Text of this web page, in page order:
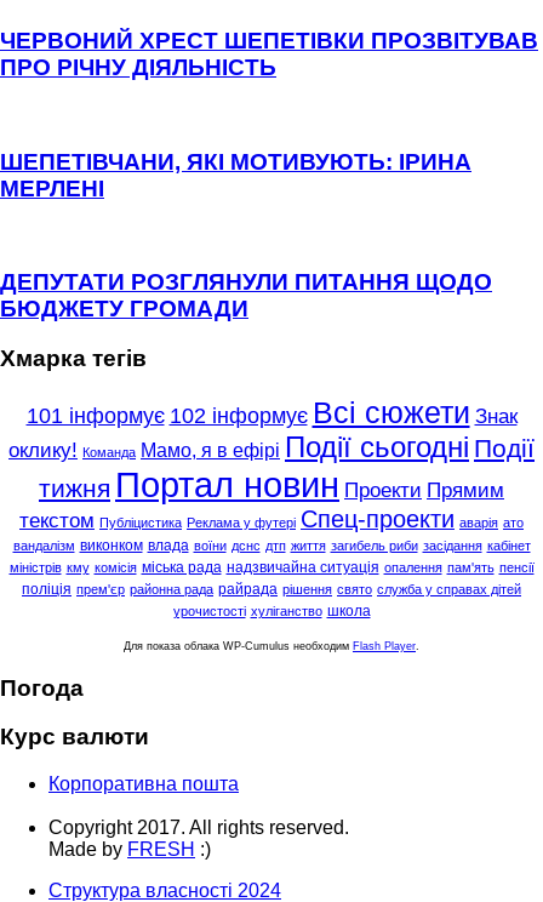
ЧЕРВОНИЙ ХРЕСТ ШЕПЕТІВКИ ПРОЗВІТУВАВ
ПРО РІЧНУ ДІЯЛЬНІСТЬ
ШЕПЕТІВЧАНИ, ЯКІ МОТИВУЮТЬ: ІРИНА
МЕРЛЕНІ
ДЕПУТАТИ РОЗГЛЯНУЛИ ПИТАННЯ ЩОДО
БЮДЖЕТУ ГРОМАДИ
Хмарка тегів
101 інформує 102 інформує Всі сюжети Знак
оклику! Команда Мамо, я в ефірі Події сьогодні Події
тижня Портал новин Проекти Прямим
текстом Публіцистика Реклама у футері Спец-проекти аварія ато
вандалізм виконком влада воїни дснс дтп життя загибель риби засідання кабінет
міністрів кму комісія міська рада надзвичайна ситуація опалення пам'ять пенсії
поліція прем'єр районна рада райрада рішення свято служба у справах дітей
урочистості хуліганство школа
Для показа облака WP-Cumulus необходим Flash Player
Погода
Курс валюти
Корпоративна пошта
Copyright 2017. All rights reserved.
Made by FRESH :)
Структура власності 2024